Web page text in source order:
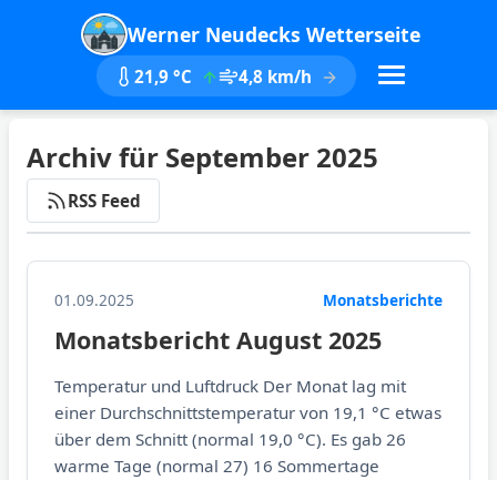
Werner Neudecks Wetterseite
21,9 °C 4,8 km/h
Archiv für September 2025
RSS Feed
01.09.2025 Monatsberichte
Monatsbericht August 2025
Temperatur und Luftdruck Der Monat lag mit
einer Durchschnittstemperatur von 19,1 °C etwas
über dem Schnitt (normal 19,0 °C). Es gab 26
warme Tage (normal 27) 16 Sommertage